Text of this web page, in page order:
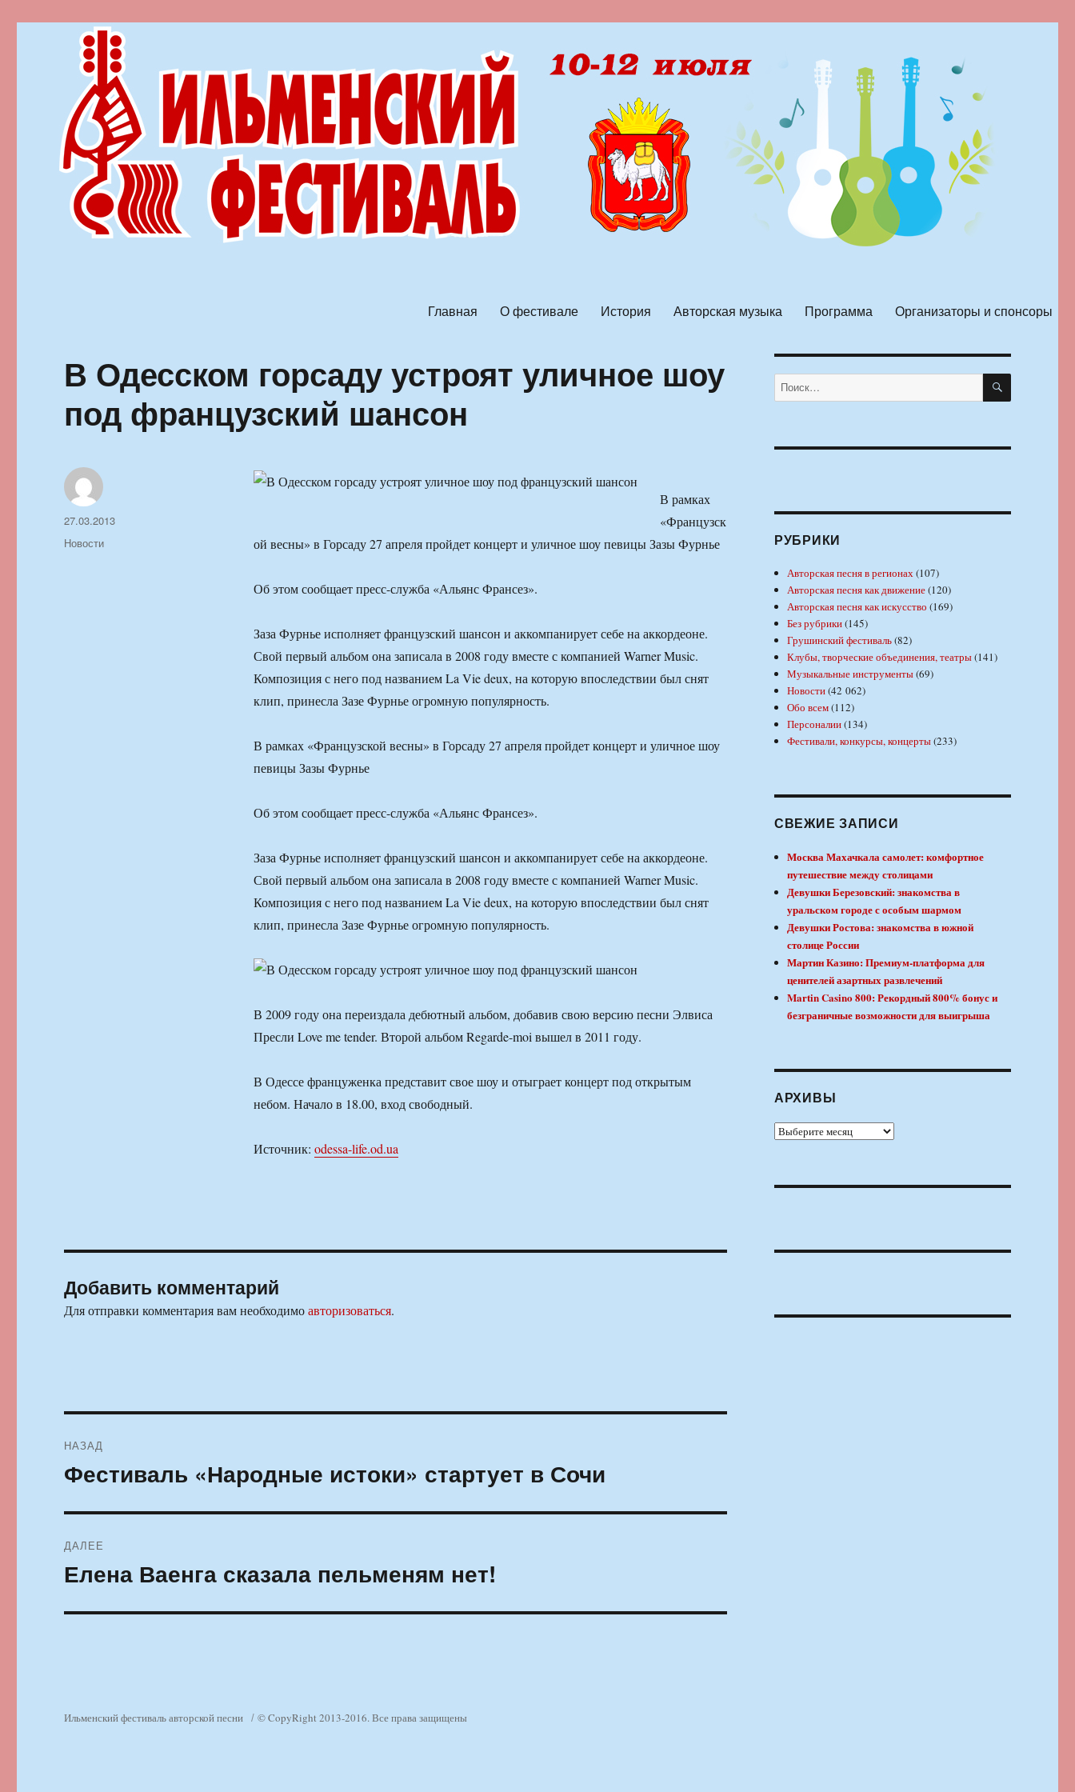
Главная О фестивале История Авторская музыка Программа Организаторы и спонсоры
В Одесском горсаду устроят уличное шоу
под французский шансон
В рамках
«Французск
ой весны» в Горсаду 27 апреля пройдет концерт и уличное шоу певицы Зазы Фурнье
Об этом сообщает пресс-служба «Альянс Франсез».
Заза Фурнье исполняет французский шансон и аккомпанирует себе на аккордеоне.
Свой первый альбом она записала в 2008 году вместе с компанией Warner Music.
Композиция с него под названием La Vie deux, на которую впоследствии был снят
клип, принесла Зазе Фурнье огромную популярность.
В рамках «Французской весны» в Горсаду 27 апреля пройдет концерт и уличное шоу
певицы Зазы Фурнье
Об этом сообщает пресс-служба «Альянс Франсез».
Заза Фурнье исполняет французский шансон и аккомпанирует себе на аккордеоне.
Свой первый альбом она записала в 2008 году вместе с компанией Warner Music.
Композиция с него под названием La Vie deux, на которую впоследствии был снят
клип, принесла Зазе Фурнье огромную популярность.
В 2009 году она переиздала дебютный альбом, добавив свою версию песни Элвиса
Пресли Love me tender. Второй альбом Regarde-moi вышел в 2011 году.
В Одессе француженка представит свое шоу и отыграет концерт под открытым
небом. Начало в 18.00, вход свободный.
Источник: odessa-life.od.ua
Автор
Опубликовано
27.03.2013
Рубрики
Новости
Добавить комментарий
Для отправки комментария вам необходимоавторизоваться.
по
НАЗАД
Предыдущая
Фестиваль «Народные истоки» стартует в Сочи
ДАЛЕЕ
Следующая
Елена Ваенга сказала пельменям нет!
Искать: ПОИСК
РУБРИКИ
Авторская песня в регионах(107)
Авторская песня как движение(120)
Авторская песня как искусство (169)
Без рубрики(145)
Грушинский фестиваль(82)
Клубы, творческие объединения, театры(141)
Музыкальные инструменты(69)
Новости(42 062)
Обо всем(112)
Персоналии(134)
Фестивали, конкурсы, концерты(233)
СВЕЖИЕ ЗАПИСИ
Москва Махачкала самолет: комфортное
путешествие между столицами
Девушки Березовский: знакомства в
уральском городе с особым шармом
Девушки Ростова: знакомства в южной
столице России
Мартин Казино: Премиум-платформа для
ценителей азартных развлечений
Martin Casino 800: Рекордный 800% бонус и
безграничные возможности для выигрыша
АРХИВЫ
Архивы
Ильменский фестиваль авторской песни © CopyRight 2013-2016. Все права защищены